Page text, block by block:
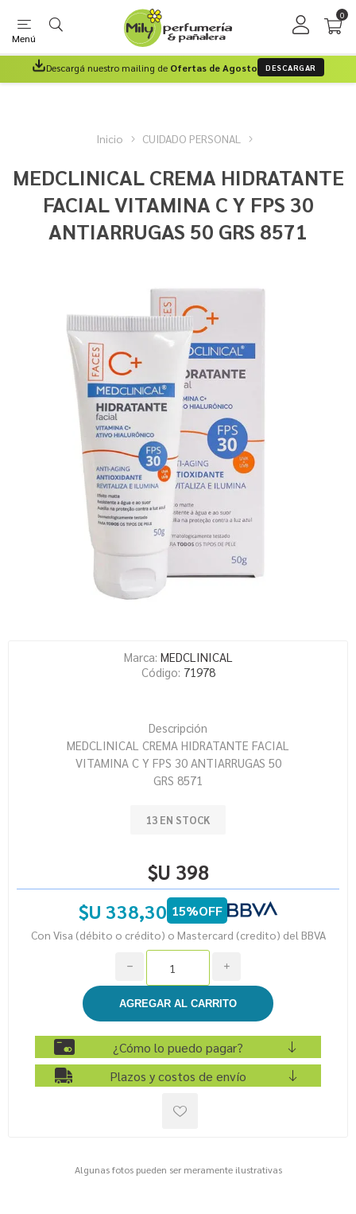
Menú
0
Descargá nuestro mailing de Ofertas de Agosto DESCARGAR
Inicio CUIDADO PERSONAL
MEDCLINICAL CREMA HIDRATANTE
FACIAL VITAMINA C Y FPS 30
ANTIARRUGAS 50 GRS 8571
Marca: MEDCLINICAL
Código: 71978
Descripción
MEDCLINICAL CREMA HIDRATANTE FACIAL
VITAMINA C Y FPS 30 ANTIARRUGAS 50
GRS 8571
13 EN STOCK
$U 398
$U 338,30 15%OFF
Con Visa (débito o crédito) o Mastercard (credito) del BBVA
i
h
¿Cómo lo puedo pagar?
Plazos y costos de envío
Algunas fotos pueden ser meramente ilustrativas